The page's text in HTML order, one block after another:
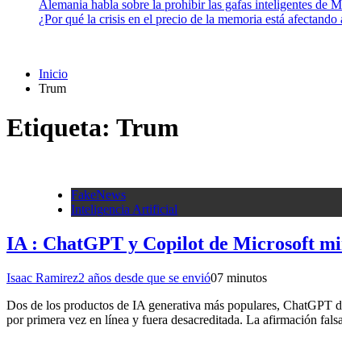
Alemania habla sobre la prohibir las gafas inteligentes de
¿Por qué la crisis en el precio de la memoria está afectando
Inicio
Trum
Etiqueta: Trum
FakeNews
Inteligencia Artificial
IA : ChatGPT y Copilot de Microsoft
Isaac Ramirez2 años desde que se envió07 minutos
Dos de los productos de IA generativa más populares, ChatGPT
por primera vez en línea y fuera desacreditada. La afirmación